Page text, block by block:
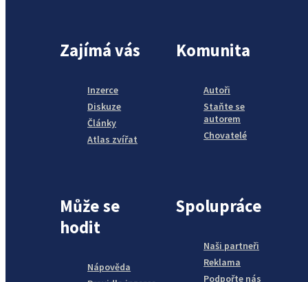
Zajímá vás
Inzerce
Diskuze
Články
Atlas zvířat
Komunita
Autoři
Staňte se
autorem
Chovatelé
Může se
hodit
Nápověda
Spolupráce
Naši partneři
Reklama
Podpořte nás